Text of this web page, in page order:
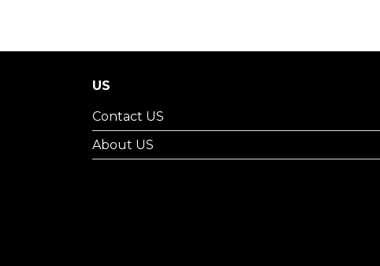
US
Contact US
About US